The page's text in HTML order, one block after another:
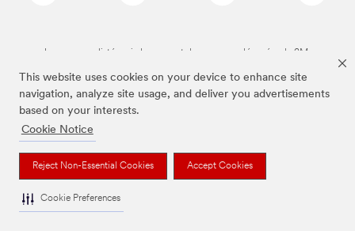
This website uses cookies on your device to enhance site
navigation, analyze site usage, and deliver you advertisements
based on your interests.
Cookie Notice
Reject Non-Essential Cookies Accept Cookies
Cookie Preferences
Les marques listées ci-dessus sont des marques déposées de 3M.